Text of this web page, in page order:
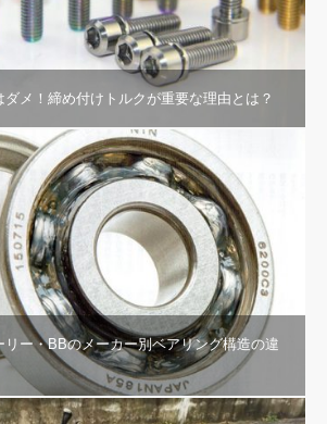
メ！締め付けトルクが重要な理由とは？
リー・BBのメーカー別ベアリング構造の違